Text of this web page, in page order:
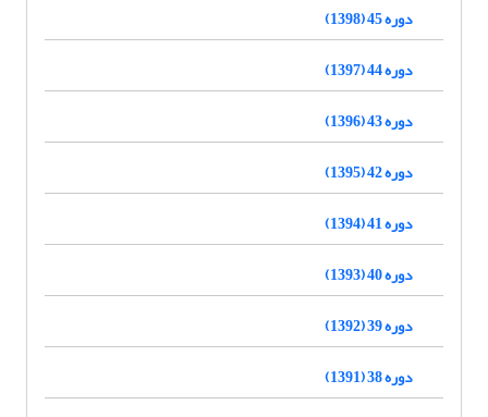
دوره 45 (1398)
دوره 44 (1397)
دوره 43 (1396)
دوره 42 (1395)
دوره 41 (1394)
دوره 40 (1393)
دوره 39 (1392)
دوره 38 (1391)